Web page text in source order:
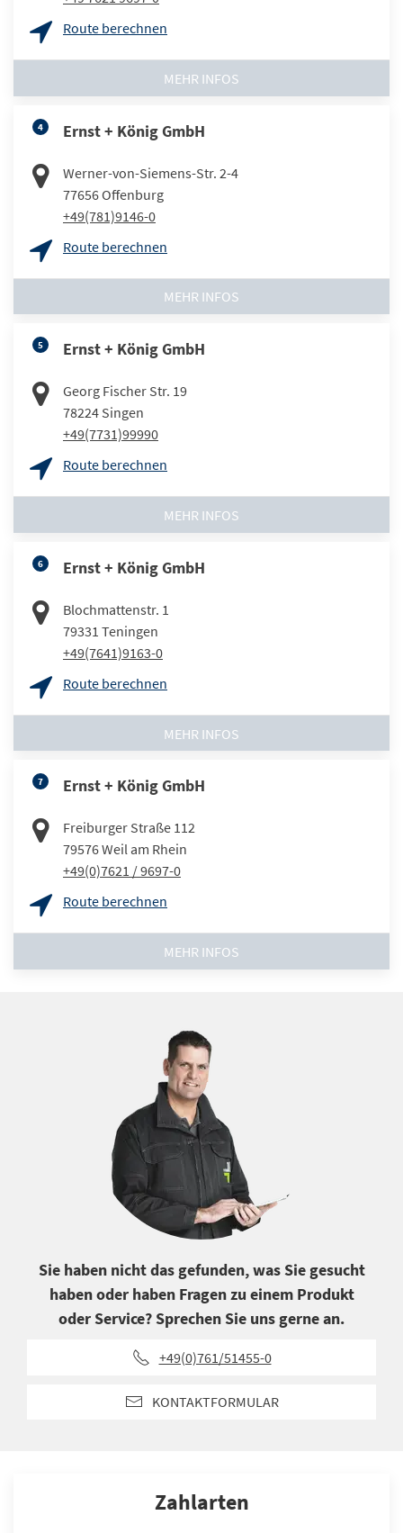
Route berechnen
MEHR INFOS
4 Ernst + König GmbH
Werner-von-Siemens-Str. 2-4
77656Offenburg
+49(781)9146-0
Route berechnen
MEHR INFOS
5 Ernst + König GmbH
Georg Fischer Str. 19
78224 Singen
+49(7731)99990
Route berechnen
MEHR INFOS
6 Ernst + König GmbH
Blochmattenstr. 1
79331 Teningen
+49(7641)9163-0
Route berechnen
MEHR INFOS
7 Ernst + König GmbH
Freiburger Straße 112
79576Weil am Rhein
+49(0)7621 / 9697-0
Route berechnen
MEHR INFOS
Sie haben nicht das gefunden, was Sie gesucht
haben oder haben Fragen zu einem Produkt
oder Service? Sprechen Sie uns gerne an.
+49(0)761/51455-0
KONTAKTFORMULAR
Zahlarten